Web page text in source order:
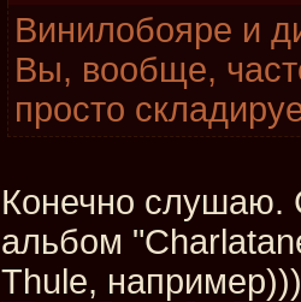
Винилобояре и
Вы, вообще,
просто
Конечно слушаю.
альбом
Thule,